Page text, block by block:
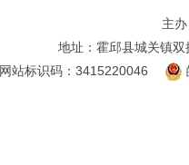
主
地址：霍邱县城关镇双
网站标识码：3415220046